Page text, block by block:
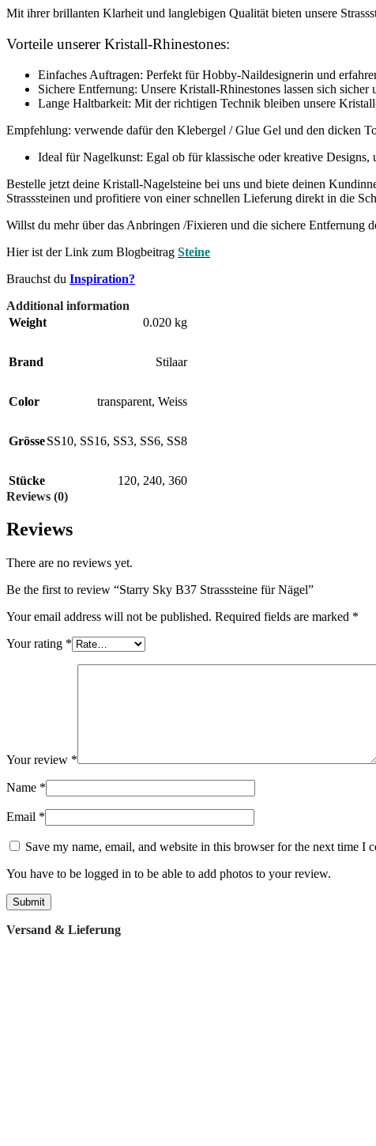
Mit ihrer brillanten Klarheit und langlebigen Qualität bieten unsere
Vorteile unserer Kristall-Rhinestones:
Einfaches Auftragen: Perfekt für Hobby-Naildesignerin und
Sichere Entfernung: Unsere Kristall-Rhinestones lassen sich
Lange Haltbarkeit: Mit der richtigen Technik bleiben unsere
Empfehlung: verwende dafür den Klebergel / Glue Gel und den dicken
Ideal für Nagelkunst: Egal ob für klassische oder kreative Designs,
Bestelle jetzt deine Kristall-Nagelsteine bei uns und biete deinen
Strasssteinen und profitiere von einer schnellen Lieferung direkt in die
Willst du mehr über das Anbringen /Fixieren und die sichere Entfernung
Hier ist der Link zum Blogbeitrag Steine
Brauchst du Inspiration?
Additional information
Weight
0.020 kg
Brand Stilaar
Color transparent, Weiss
GrösseSS10, SS16, SS3, SS6, SS8
Stücke 120, 240, 360
Reviews (0)
Reviews
There are no reviews yet.
Be the first to review “Starry Sky B37 Strasssteine für Nägel”
Your email address will not be published. Required fields are marked *
Your rating *
Your review *
Name *
Email *
Save my name, email, and website in this browser for the next time I
You have to be logged in to be able to add photos to your review.
Versand & Lieferung